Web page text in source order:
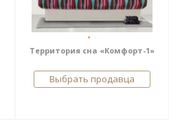
Территория сна «Комфорт-1»
Выбрать продавца